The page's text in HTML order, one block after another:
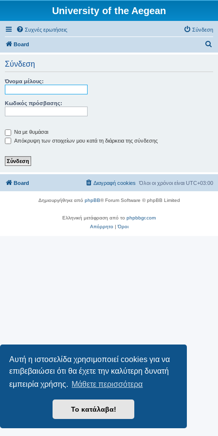
Αυτή η ιστοσελίδα χρησιμοποιεί cookies για να
επιβεβαιώσει ότι θα έχετε την καλύτερη δυνατή
εμπειρία χρήσης. Μάθετε περισσότερα
Το κατάλαβα!
University of the Aegean
Συχνές ερωτήσεις Σύνδεση
Board
Σύνδεση
Όνομα μέλους:
Κωδικός πρόσβασης:
Να με θυμάσαι
Απόκρυψη των στοιχείων μου κατά τη διάρκεια της σύνδεσης
Board Όλοι οι χρόνοι είναι UTC+03:00
Διαγραφή cookies
Δημιουργήθηκε από phpBB® Forum Software © phpBB Limited
Ελληνική μετάφραση από το phpbbgr.com
Απόρρητο|Όροι